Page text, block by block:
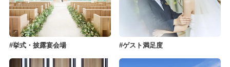
挙式・披露宴会場 ゲスト満足度